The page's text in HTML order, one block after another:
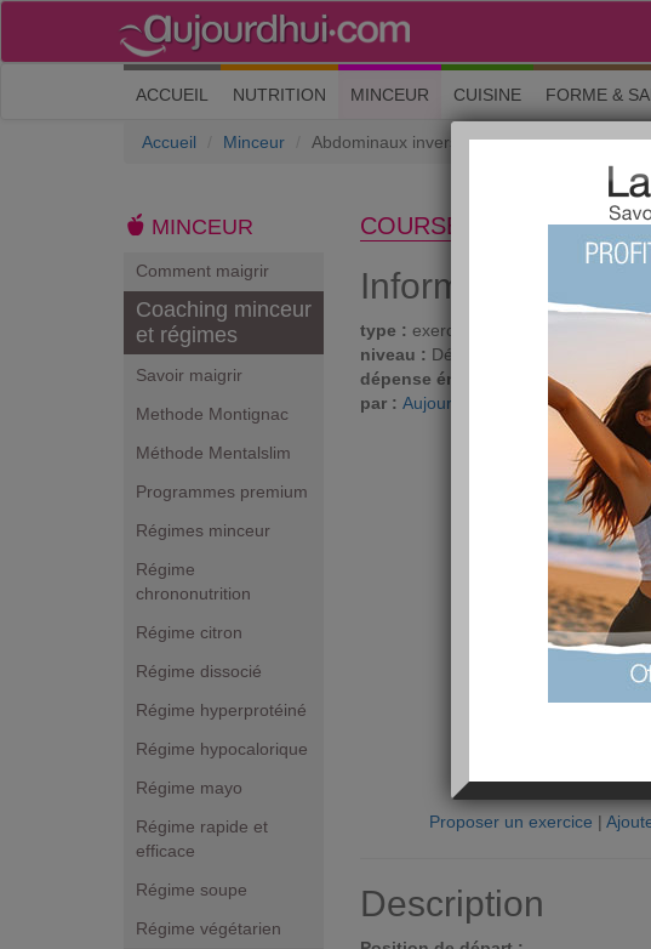
ACCUEIL (current)
NUTRITION MINCEUR CUISINE FORME &
Accueil Minceur Abdominaux inversés
MINCEUR
Comment maigrir
Coaching minceur
et régimes
Savoir maigrir
Methode Montignac
Méthode Mentalslim
Programmes premium
Régimes minceur
Régime
chrononutrition
Régime citron
Régime dissocié
Régime hyperprotéiné
Régime hypocalorique
Régime mayo
Régime rapide et
efficace
Régime soupe
Régime végétarien
COURSE À PIED
Informations
type : exercises musculaires
niveau : Débutant
dépense énergétique : 332
par : Aujourdhui.com
Proposer un exercice |
Description